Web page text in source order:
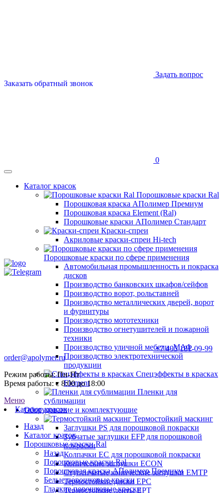
Задать вопрос
Заказать обратный звонок
0
Каталог красок
Порошковые краски Ral
Порошковая краска АПолимер Премиум
Порошковая краска Element (Ral)
Порошковые краски АПолимер Стандарт
Краски-спреи
Акриловые краски-спреи Hi-tech
Порошковые краски по сфере применения
Автомобильная промышленность и покраска
дисков
Производство банковских шкафов/сейфов
Производство ворот, рольставней
Производство металлических дверей, ворот
и фурнитуры
Производство мототехники
Производство огнетушителей и пожарной
техники
Производство уличной мебели, МАФ
Производство электротехнической
продукции
Спецэффекты в красках
Element
Пленки для
сублимации
Оборудование и комплектующие
Термостойкий маскинг
Заглушки PS для порошковой покраски
Зубчатые заглушки EFP для порошковой
покраски
Колпачки ЕС для порошковой покраски
Конические заглушки ECON
Ступенчатые конические заглушки EMTP
Термостойкие диски EPC
Термостойкие ленты EPT
+7 495 181-09-99
order@apolymer.ru
Режим работы: Пн-Пт
Время работы: с 8:00 до 18:00
Меню
Каталог красок
Назад
Каталог красок
Порошковые краски Ral
Назад
Порошковые краски Ral
Порошковая краска АПолимер Премиум
Белые порошковые краски
Гладкие порошковые краски